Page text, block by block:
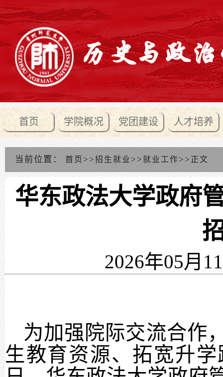
首页 学院概况 党团建设 人才培养
当前位置： 首页 >>招生就业 >> 就业工作>> 正文
华东政法大学政府
2026年05月
为加强院际交流合作
生教育资源、拓宽升